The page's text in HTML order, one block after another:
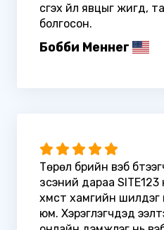
үүсгэх үйл явцыг жигд,
болгосон.
Бобби Меннег
Төрөл бүрийн вэб
үзсэний дараа
хүмүүст хамгийн
юм. Хэрэглэгчдэд